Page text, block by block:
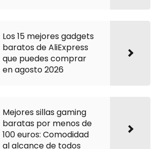
Los 15 mejores gadgets
baratos de AliExpress
que puedes comprar
en agosto 2026
Mejores sillas gaming
baratas por menos de
100 euros: Comodidad
al alcance de todos